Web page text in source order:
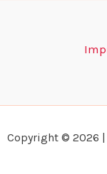
Copyright © 2026